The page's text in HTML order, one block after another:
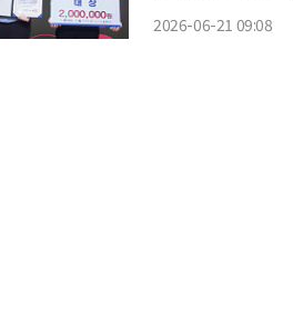
2026-06-21 09:08